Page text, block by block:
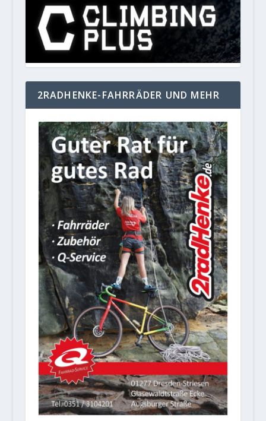
2RADHENKE-FAHRRÄDER UND MEHR